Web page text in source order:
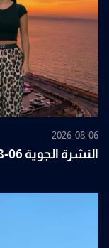
2026-08-06
النشرة الجوية 06-08-2026